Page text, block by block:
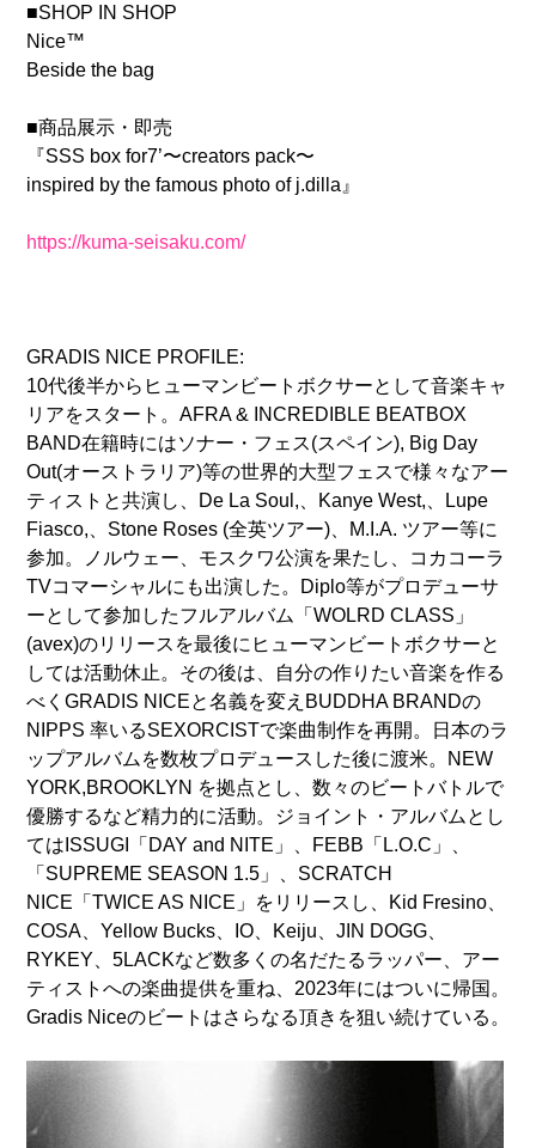
■SHOP IN SHOP
Nice™
Beside the bag
■商品展示・即売
『SSS box for7’〜creators pack〜
inspired by the famous photo of j.dilla』
https://kuma-seisaku.com/
GRADIS NICE PROFILE:
10代後半からヒューマンビートボクサーとして音楽キャ
リアをスタート。AFRA & INCREDIBLE BEATBOX
BAND在籍時にはソナー・フェス(スペイン), Big Day
Out(オーストラリア)等の世界的大型フェスで様々なアー
ティストと共演し、De La Soul,、Kanye West,、Lupe
Fiasco,、Stone Roses (全英ツアー)、M.I.A. ツアー等に
参加。ノルウェー、モスクワ公演を果たし、コカコーラ
TVコマーシャルにも出演した。Diplo等がプロデューサ
ーとして参加したフルアルバム「WOLRD CLASS」
(avex)のリリースを最後にヒューマンビートボクサーと
しては活動休止。その後は、自分の作りたい音楽を作る
べくGRADIS NICEと名義を変えBUDDHA BRANDの
NIPPS 率いるSEXORCISTで楽曲制作を再開。日本のラ
ップアルバムを数枚プロデュースした後に渡米。NEW
YORK,BROOKLYN を拠点とし、数々のビートバトルで
優勝するなど精力的に活動。ジョイント・アルバムとし
てはISSUGI「DAY and NITE」、FEBB「L.O.C」、
「SUPREME SEASON 1.5」、SCRATCH
NICE「TWICE AS NICE」をリリースし、Kid Fresino、
COSA、Yellow Bucks、IO、Keiju、JIN DOGG、
RYKEY、5LACKなど数多くの名だたるラッパー、アー
ティストへの楽曲提供を重ね、2023年にはついに帰国。
Gradis Niceのビートはさらなる頂きを狙い続けている。